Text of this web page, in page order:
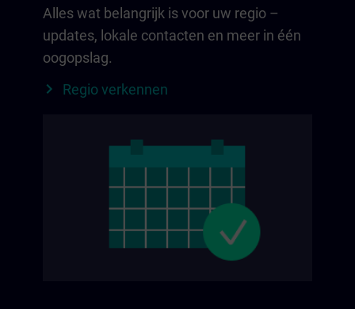
Alles wat belangrijk is voor uw regio –
updates, lokale contacten en meer in één
oogopslag.
Regio verkennen